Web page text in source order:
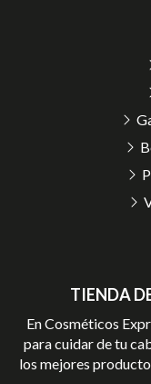
TIENDA
En Cosméticos
para cuidar de tu
los mejores